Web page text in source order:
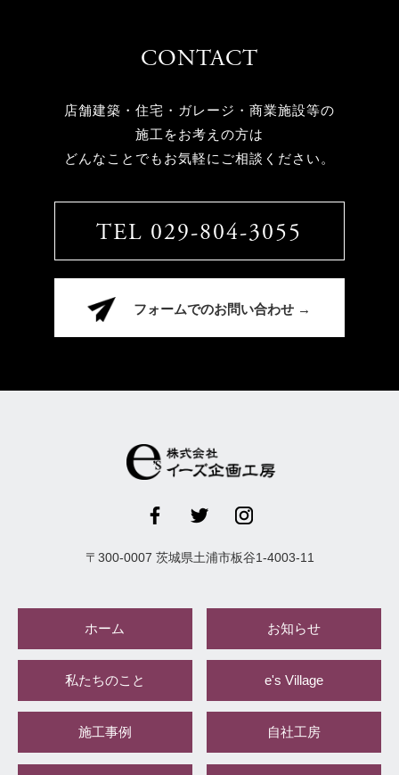
CONTACT
店舗建築・住宅・ガレージ・商業施設等の
施工をお考えの方は
どんなことでもお気軽にご相談ください。
TEL 029-804-3055
フォームでのお問い合わせ →
〒 300-0007 茨城県土浦市板谷1-4003-11
ホーム お知らせ
私たちのこと e's Village
施工事例 自社工房